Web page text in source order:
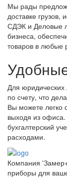
Мы рады
доставке грузов,
СДЭК и Деловые
бизнеса,
товаров в любые
Для юридических
по счету, что
Вы можете легко
выходя из офиса.
бухгалтерский
расходами.
Компания
приборы для